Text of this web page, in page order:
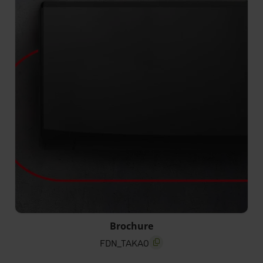
FDN_TAKAO
screenreader.copy title
Brochure